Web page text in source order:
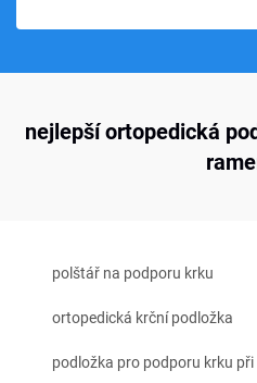
nejlepší ortopedická
polštář na podporu krku
ortopedická krční podložka
podložka pro podporu krku